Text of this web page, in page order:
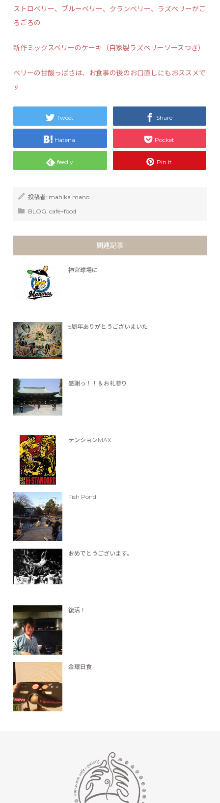
ストロベリー、ブルーベリー、クランベリー、ラズベリーがご
ろごろの
新作ミックスベリーのケーキ（自家製ラズベリーソースつき）
ベリーの甘酸っぱさは、お食事の後のお口直しにもおススメで
す
Tweet Share
Hatena Pocket
feedly Pin it
投稿者: mahika mano
BLOG ,cafe+food
関連記事
神宮球場に
5周年ありがとうございまいた
感謝っ！！＆お礼参り
テンションMAX
Fish Pond
おめでとうございます。
復活！
金環日食